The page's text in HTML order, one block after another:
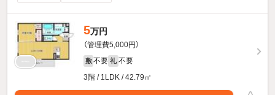
5万円
（管理費5,000円）
敷 不要 礼 不要
3階 / 1LDK / 42.79㎡